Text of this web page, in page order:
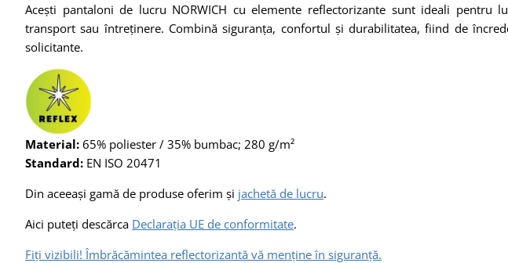
Acești pantaloni de lucru NORWICH cu elemente reflectorizante sunt ideali pentru
transport sau întreținere. Combină siguranța, confortul și durabilitatea, fiind de
solicitante.
Material: 65% poliester / 35% bumbac; 280 g/m²
Standard: EN ISO 20471
Din aceeași gamă de produse oferim și jachetă de lucru.
Aici puteți descărca Declarația UE de conformitate.
Fiți vizibili! Îmbrăcămintea reflectorizantă vă menține în siguranță.